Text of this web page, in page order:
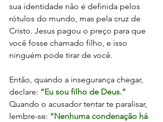
sua identidade não é definida pelos
rótulos do mundo, mas pela cruz de
Cristo. Jesus pagou o preço para que
você fosse chamado filho, e isso
ninguém pode tirar de você.
Então, quando a insegurança chegar,
declare: “Eu sou filho de Deus.”
Quando o acusador tentar te paralisar,
lembre-se: “Nenhuma condenação há